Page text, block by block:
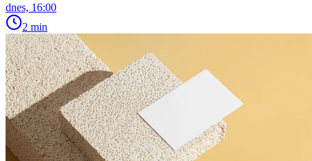
dnes, 16:00
2 min